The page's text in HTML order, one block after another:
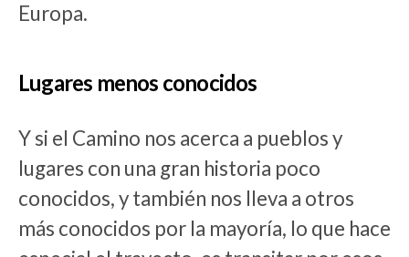
Europa.
Lugares menos conocidos
Y si el Camino nos acerca a pueblos y
lugares con una gran historia poco
conocidos, y también nos lleva a otros
más conocidos por la mayoría, lo que hace